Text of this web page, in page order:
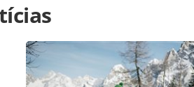
noticia-turismo/
na-venezuela_123299.html
produzido pela PANROTAS
autoral. Não reproduza o
(copyright@panrotas.com.br).